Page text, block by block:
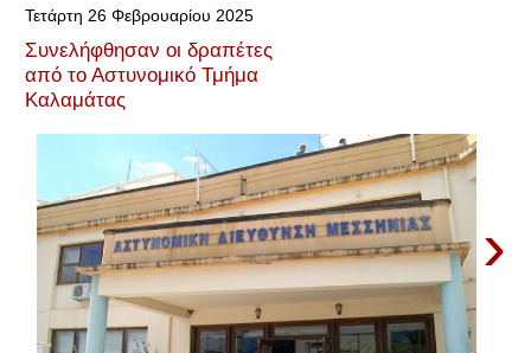
Τετάρτη 26 Φεβρουαρίου 2025
Συνελήφθησαν οι δραπέτες
από το Αστυνομικό Τμήμα
Καλαμάτας
›